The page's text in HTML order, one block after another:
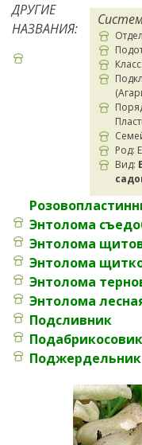
Род:
Вид:
ДРУГИЕ
НАЗВАНИЯ:
Энтолома
Энтолома
Энтолома
Энтолома
Энтолома
Подсливник
Подабрикосовик
Поджердельник